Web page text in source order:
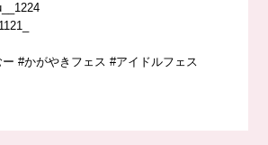
#かがやきフェス #アイドルフェス